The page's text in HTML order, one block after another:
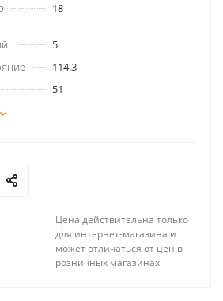
18
5
114.3
51
Цена действительна только
для интернет-магазина и
может отличаться от цен в
розничных магазинах